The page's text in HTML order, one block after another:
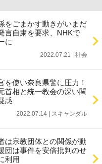
をごまかす動きがいまだ
言自粛を要求、NHKで
に
2022.07.21 | 社会
を使い奈良県警に圧力！
首相と統一教会の深い関
惑
2022.07.14 | スキャンダル
宗教団体との関係が動
団は事件を安倍批判のせ
利用